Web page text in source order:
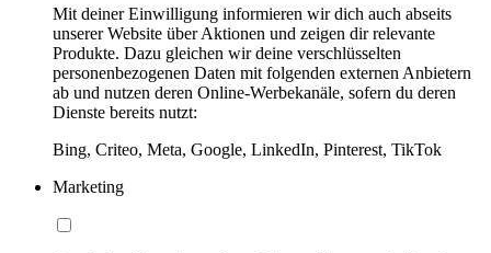
Mit deiner Einwilligung informieren wir dich auch abseits
unserer Website über Aktionen und zeigen dir relevante
Produkte. Dazu gleichen wir deine verschlüsselten
personenbezogenen Daten mit folgenden externen Anbietern
ab und nutzen deren Online-Werbekanäle, sofern du deren
Dienste bereits nutzt:
Bing, Criteo, Meta, Google, LinkedIn, Pinterest, TikTok
Marketing